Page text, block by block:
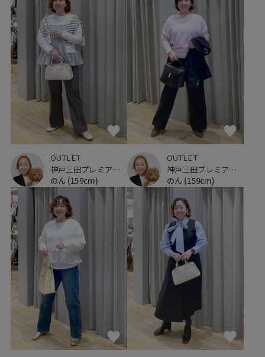
OUTLET
神戸三田プレミアム・アウトレット
のん (159cm)
OUTLET
神戸三田プレミアム・アウトレット
のん (159cm)